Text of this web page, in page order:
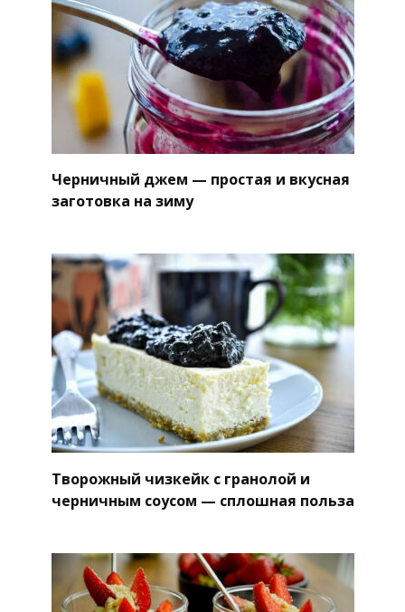
Черничный джем — простая и вкусная
заготовка на зиму
Творожный чизкейк с гранолой и
черничным соусом — сплошная польза